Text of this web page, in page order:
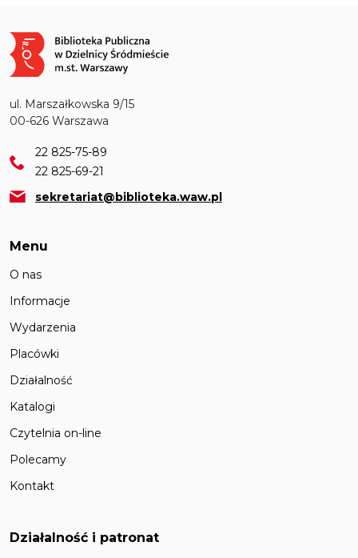
Obraz
ul. Marszałkowska 9/15
00-626 Warszawa
22 825-75-89
22 825-69-21
sekretariat@biblioteka.waw.pl
Menu
O nas
Informacje
Wydarzenia
Placówki
Działalność
Katalogi
Czytelnia on-line
Polecamy
Kontakt
Działalność i patronat